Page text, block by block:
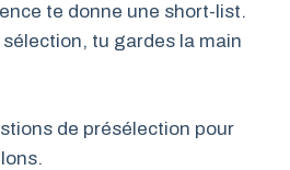
te donne une short-list.
tu gardes la main
de présélection pour